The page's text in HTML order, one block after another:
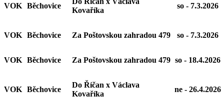
VOK Běchovice
Kovaříka
so - 7.3.2026
VOK Běchovice Za Poštovskou zahradou 479 so - 7.3.2026
VOK Běchovice Za Poštovskou zahradou 479 so - 18.4.2026
VOK Běchovice
Do Říčan x Václava
Kovaříka
ne - 26.4.2026